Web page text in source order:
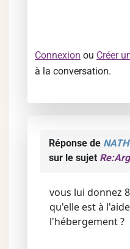
Connexion ou Créer
à la conversation.
Réponse de NATH
sur le sujet
vous lui donnez
qu'elle est à
l'hébergement ?